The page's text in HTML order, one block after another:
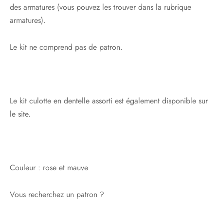
des armatures (vous pouvez les trouver dans la rubrique
armatures).
Le kit ne comprend pas de patron.
Le kit culotte en dentelle assorti est également disponible sur
le site.
Couleur : rose et mauve
Vous recherchez un patron ?